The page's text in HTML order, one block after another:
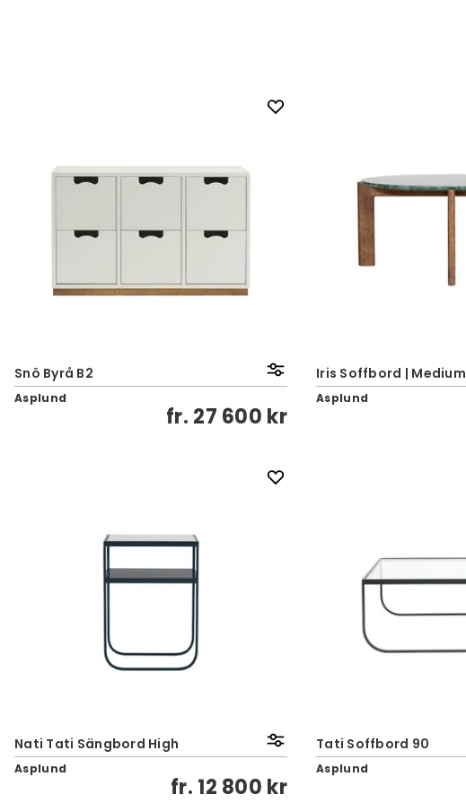
Snö Byrå B2
Asplund
fr. 27 600 kr
Iris Soffbord | Medium
Asplund
Nati Tati Sängbord High
Asplund
fr. 12 800 kr
Tati Soffbord 90
Asplund